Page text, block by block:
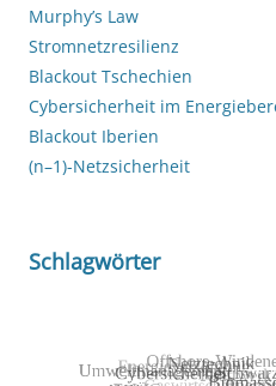
Murphy’s Law
Stromnetzresilienz
Blackout Tschechien
Cybersicherheit im
Blackout Iberien
(n–1)-Netzsicherheit
Schlagwörter